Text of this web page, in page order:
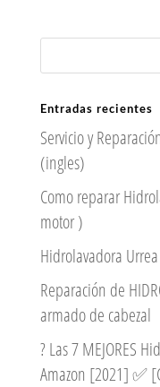
Entradas recientes
Servicio y
(ingles)
Como reparar
motor )
Hidrolavadora
Reparación de
armado de cabezal
? Las 7 MEJORES
Amazon [2021] ✅